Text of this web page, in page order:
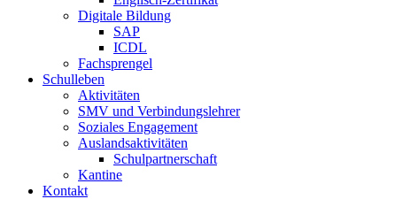
Digitale Bildung
SAP
ICDL
Fachsprengel
Schulleben
Aktivitäten
SMV und Verbindungslehrer
Soziales Engagement
Auslandsaktivitäten
Schulpartnerschaft
Kantine
Kontakt